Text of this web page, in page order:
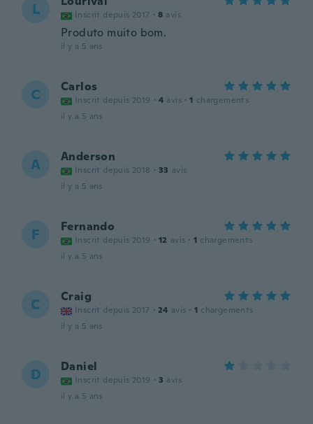
L Inscrit depuis 2017 · 8 avis
Produto muito bom.
il y a 5 ans
C Carlos
Inscrit depuis 2019 · 4 avis · 1 chargements
il y a 5 ans
A Anderson
Inscrit depuis 2018 · 33 avis
il y a 5 ans
F Fernando
Inscrit depuis 2019 · 12 avis · 1 chargements
il y a 5 ans
C Craig
Inscrit depuis 2017 · 24 avis · 1 chargements
il y a 5 ans
D Daniel
Inscrit depuis 2019 · 3 avis
il y a 5 ans